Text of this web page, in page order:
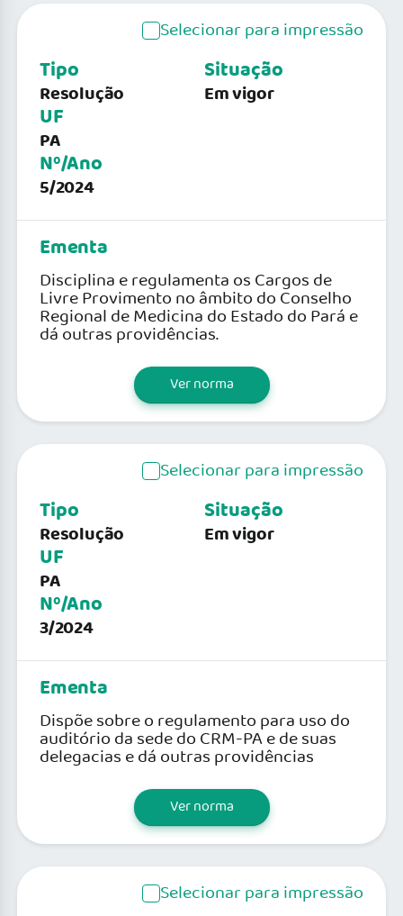
Selecionar para impressão
Tipo
Resolução
UF
PA
Nº/Ano
5/2024
Situação
Em vigor
Ementa
Disciplina e regulamenta os Cargos de
Livre Provimento no âmbito do Conselho
Regional de Medicina do Estado do Pará e
dá outras providências.
Ver norma
Selecionar para impressão
Tipo
Resolução
UF
PA
Nº/Ano
3/2024
Situação
Em vigor
Ementa
Dispõe sobre o regulamento para uso do
auditório da sede do CRM-PA e de suas
delegacias e dá outras providências
Ver norma
Selecionar para impressão